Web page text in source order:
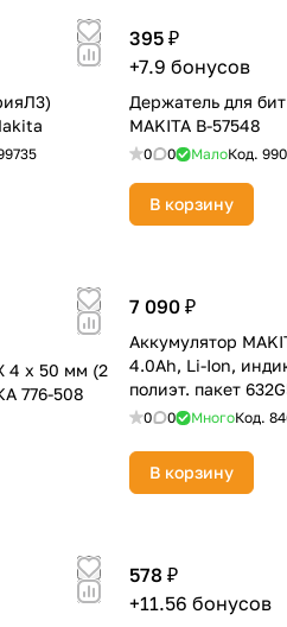
395 ₽
+7.9 бонусов
Держатель для
MAKITA B-57548
0 0 МалоКод.
В корзину
4 х 50 мм (2
776-508
7 090 ₽
Аккумулятор
4.0Ah, Li-Ion,
полиэт. пакет
0 0 МногоКод.
В корзину
578 ₽
+11.56 бонусов
раз в 2 недели